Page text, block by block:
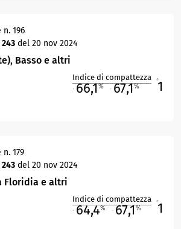
196
243 del 20 nov 2024
Basso e altri
Indice di compattezza
66,1% 67,1% 1
179
243 del 20 nov 2024
Floridia e altri
Indice di compattezza
64,4% 67,1% 1